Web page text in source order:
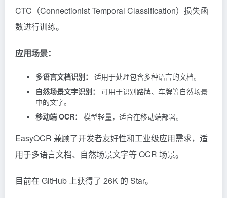
模型训练：EasyOCR 基于 PyTorch 深度学习框架，采
用 CRNN（卷积循环神经网络）模型结构，结合
CTC（Connectionist Temporal Classification）损失函
应用场景：
多语言文档识别：适用于处理包含多种语言的文档。
中的文字。
移动端 OCR：模型轻量，适合在移动端部署。
EasyOCR 兼顾了开发者友好性和工业级应用需求，适